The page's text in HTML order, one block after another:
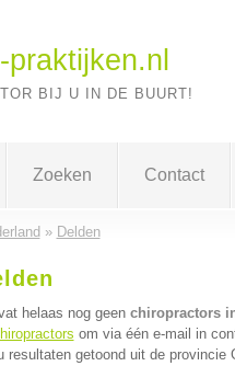
-praktijken.nl
BIJ U IN DE BUURT!
Zoeken Contact
» Delden
helaas nog geen chiropractors
om via één e-mail in
resultaten getoond uit de provincie